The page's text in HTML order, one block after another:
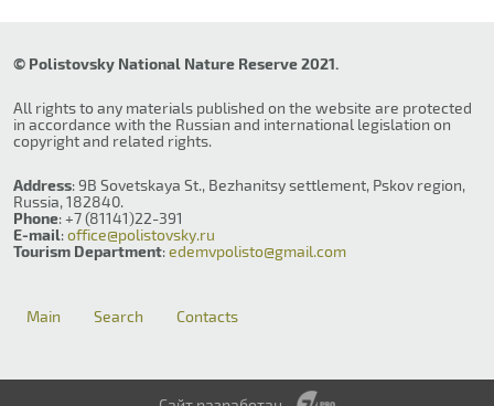
© Polistovsky National Nature Reserve 2021.
All rights to any materials published on the website are protected
in accordance with the Russian and international legislation on
copyright and related rights.
Address: 9B Sovetskaya St., Bezhanitsy settlement, Pskov region,
Russia, 182840.
Phone: +7 (81141)22-391
E-mail:office@polistovsky.ru
Tourism Department:edemvpolisto@gmail.com
Main Search Contacts